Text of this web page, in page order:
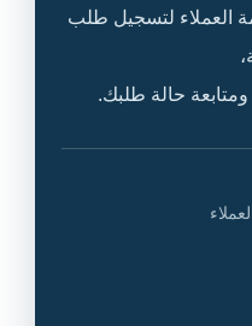
العملاء لتسجيل طلب
حالة طلبك.